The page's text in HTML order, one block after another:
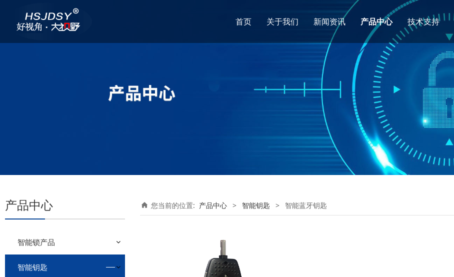
首页 关于我们 新闻资讯 产品中心 技术支持
产品中心
智能锁产品
智能钥匙
您当前的位置: 产品中心 > 智能钥匙 > 智能蓝牙钥匙